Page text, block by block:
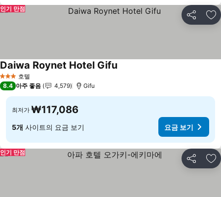
공유 즐
인기 만점
3 성급 호텔
Daiwa Roynet Hotel Gifu
8.4 아주 좋음 4,579 Gifu
최저가 ₩117,086
5개 사이트의 요금 보기 요금 보기
공유 즐
인기 만점